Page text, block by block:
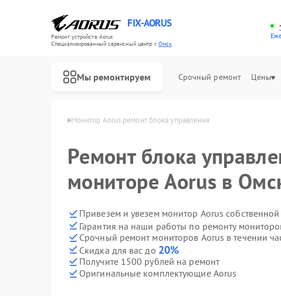
FIX-AORUS
Ремонт устройств Aorus
Специализированный cервисный центр г.Омск
Мы ремонтируем Срочный ремонт Цены
Монитор Aorus ремонт блока управления
Ремонт блока
мониторе Aorus в
Привезем и увезем монитор Aorus собственной
Гарантия на наши работы по ремонту
Срочный ремонт мониторов Aorus в течении
Скидка для вас до 20%
Получите 1500 рублей на ремонт
Оригинальные комплектующие Aorus